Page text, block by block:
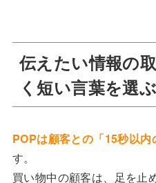
伝えたい情報の
く短い言葉を選ぶ
POPは顧客との「15秒以内
す。
買い物中の顧客は、足を止